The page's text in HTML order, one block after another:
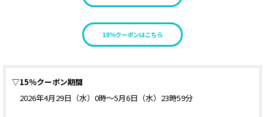
10％クーポンはこちら
▽15％クーポン期間
2026年4月29日（水）0時〜5月6日（水）23時59分